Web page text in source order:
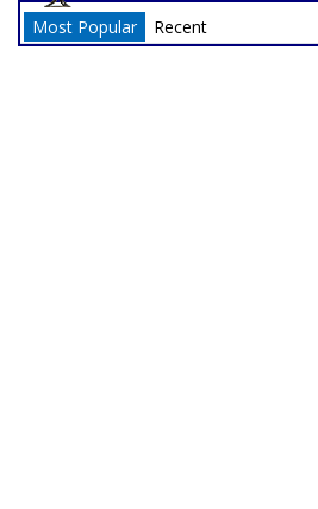
Most Popular Recent